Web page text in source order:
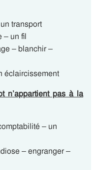
transport
– un fil
– blanchir –
éclaircissement
n’appartient pas à la
– un
– engranger –